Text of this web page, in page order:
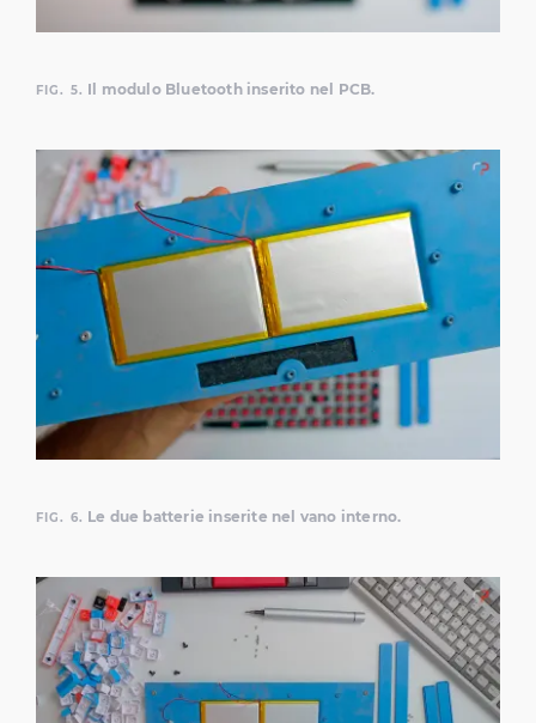
FIG. 5. Il modulo Bluetooth inserito nel PCB.
FIG. 6. Le due batterie inserite nel vano interno.